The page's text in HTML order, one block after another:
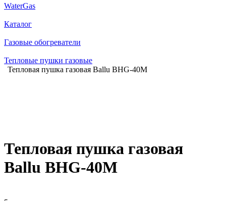
WaterGas
Каталог
Газовые обогреватели
Тепловые пушки газовые
Тепловая пушка газовая Ballu BHG-40M
Тепловая пушка газовая
Ballu BHG-40M